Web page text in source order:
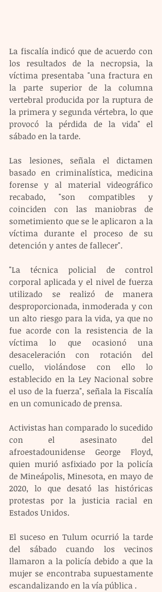
La fiscalía indicó que de acuerdo con
los resultados de la necropsia, la
víctima presentaba "una fractura en
la parte superior de la columna
vertebral producida por la ruptura de
la primera y segunda vértebra, lo que
provocó la pérdida de la vida" el
sábado en la tarde.
Las lesiones, señala el dictamen
basado en criminalística, medicina
forense y al material videográfico
recabado, "son compatibles y
coinciden con las maniobras de
sometimiento que se le aplicaron a la
víctima durante el proceso de su
detención y antes de fallecer".
"La técnica policial de control
corporal aplicada y el nivel de fuerza
utilizado se realizó de manera
desproporcionada, inmoderada y con
un alto riesgo para la vida, ya que no
fue acorde con la resistencia de la
víctima lo que ocasionó una
desaceleración con rotación del
cuello, violándose con ello lo
establecido en la Ley Nacional sobre
el uso de la fuerza", señala la Fiscalía
en un comunicado de prensa.
Activistas han comparado lo sucedido
con el asesinato del
afroestadounidense George Floyd,
quien murió asfixiado por la policía
de Mineápolis, Minesota, en mayo de
2020, lo que desató las históricas
protestas por la justicia racial en
Estados Unidos.
El suceso en Tulum ocurrió la tarde
del sábado cuando los vecinos
llamaron a la policía debido a que la
mujer se encontraba supuestamente
escandalizando en la vía pública .